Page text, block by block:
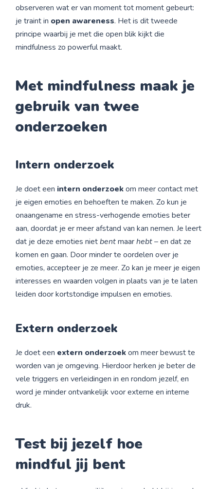
observeren wat er van moment tot moment gebeurt:
je traint in open awareness. Het is dit tweede
principe waarbij je met die open blik kijkt die
mindfulness zo powerful maakt.
Met mindfulness maak je
gebruik van twee
onderzoeken
Intern onderzoek
Je doet een intern onderzoekom meer contact met
je eigen emoties en behoeften te maken. Zo kun je
onaangename en stress-verhogende emoties beter
aan, doordat je er meer afstand van kan nemen. Je leert
dat je deze emoties nietbentmaarhebt– en dat ze
komen en gaan. Door minder te oordelen over je
emoties, accepteer je ze meer. Zo kan je meer je eigen
interesses en waarden volgen in plaats van je te laten
leiden door kortstondige impulsen en emoties.
Extern onderzoek
Je doet een extern onderzoekom meer bewust te
worden van je omgeving. Hierdoor herken je beter de
vele triggers en verleidingen in en rondom jezelf, en
word je minder ontvankelijk voor externe en interne
druk.
Test bij jezelf hoe
mindful jij bent